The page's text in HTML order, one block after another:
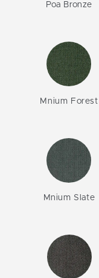
Poa Bronze
Mnium Forest
Mnium Slate